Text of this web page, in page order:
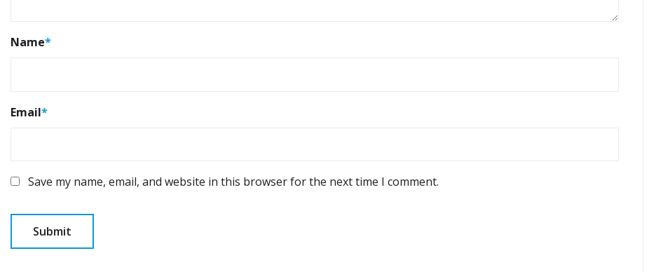
Name*
Email*
Save my name, email, and website in this browser for the next time I comment.